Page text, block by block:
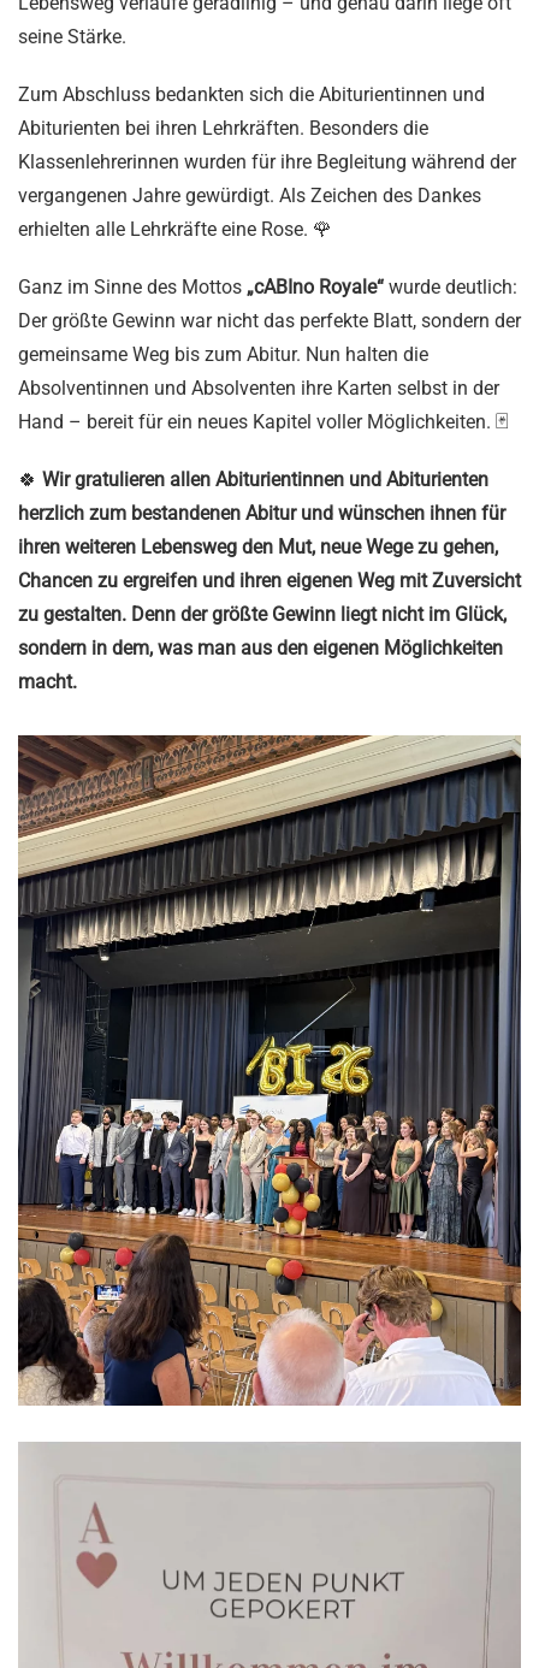
seine Stärke.
Zum Abschluss bedankten sich die Abiturientinnen und
Abiturienten bei ihren Lehrkräften. Besonders die
Klassenlehrerinnen wurden für ihre Begleitung während der
vergangenen Jahre gewürdigt. Als Zeichen des Dankes
erhielten alle Lehrkräfte eine Rose. 🌹
Ganz im Sinne des Mottos „cABIno Royale“ wurde deutlich:
Der größte Gewinn war nicht das perfekte Blatt, sondern der
gemeinsame Weg bis zum Abitur. Nun halten die
Absolventinnen und Absolventen ihre Karten selbst in der
Hand – bereit für ein neues Kapitel voller Möglichkeiten. 🃏
🍀 Wir gratulieren allen Abiturientinnen und Abiturienten
herzlich zum bestandenen Abitur und wünschen ihnen für
ihren weiteren Lebensweg den Mut, neue Wege zu gehen,
Chancen zu ergreifen und ihren eigenen Weg mit Zuversicht
zu gestalten. Denn der größte Gewinn liegt nicht im Glück,
sondern in dem, was man aus den eigenen Möglichkeiten
macht.